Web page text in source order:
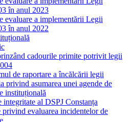
în anul 2023
evaluare a implementării Legii
în anul 2022
cadourile primite potrivit legii
de raportare a încălcării legii
privind asumarea unei agende de
instituțională
integritate al DSPJ Constanța
privind evaluarea incidentelor de